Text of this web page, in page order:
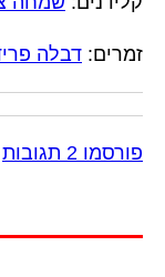
זמרים: דבלה
פורסמו 2 תגובות